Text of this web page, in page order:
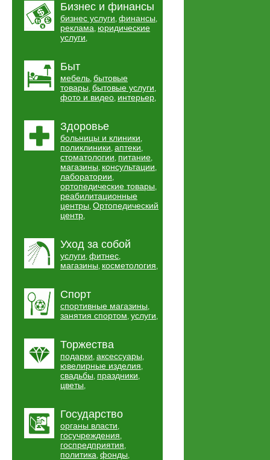
Бизнес и финансы
бизнес услуги, финансы,
реклама, юридические
услуги,
Быт
мебель, бытовые
товары, бытовые услуги,
фото и видео, интерьер,
Здоровье
больницы и клиники,
поликлиники, аптеки,
стоматологии, питание,
магазины, консультации,
лаборатории,
ортопедические товары,
реабилитационные
центры, Ортопедический
центр,
Уход за собой
услуги, фитнес,
магазины, косметология,
Спорт
спортивные магазины,
занятия спортом, услуги,
Торжества
подарки, аксессуары,
ювелирные изделия,
свадьбы, праздники,
цветы,
Государство
органы власти,
госучреждения,
госпредприятия,
политика, фонды,